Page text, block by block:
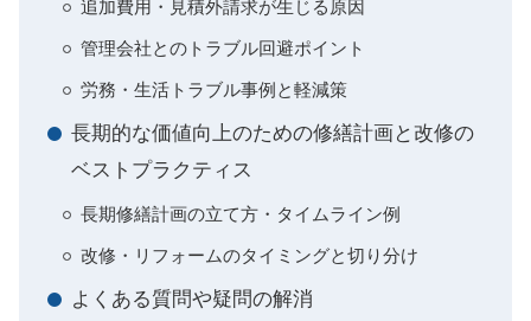
追加費用・見積外請求が生じる原因
管理会社とのトラブル回避ポイント
労務・生活トラブル事例と軽減策
長期的な価値向上のための修繕計画と改修の
ベストプラクティス
長期修繕計画の立て方・タイムライン例
改修・リフォームのタイミングと切り分け
よくある質問や疑問の解消